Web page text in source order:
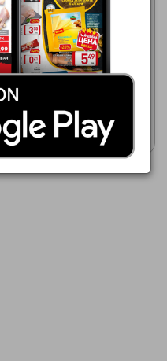
МЕТРО
01.07.2026 - 31.08.2026
0,69 €
SCHWEPPES Клуб сода
Покажи брошурата